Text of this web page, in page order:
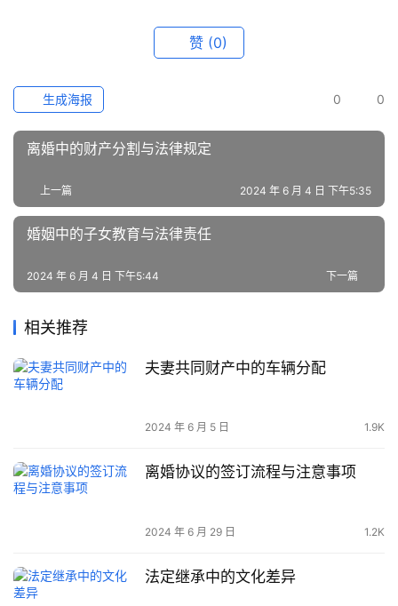
赞 (0)
0 0
生成海报
离婚中的财产分割与法律规定
上一篇 2024 年 6 月 4 日 下午5:35
婚姻中的子女教育与法律责任
下一篇
2024 年 6 月 4 日 下午5:44
相关推荐
夫妻共同财产中的车辆分配
2024 年 6 月 5 日 1.9K
离婚协议的签订流程与注意事项
2024 年 6 月 29 日 1.2K
法定继承中的文化差异